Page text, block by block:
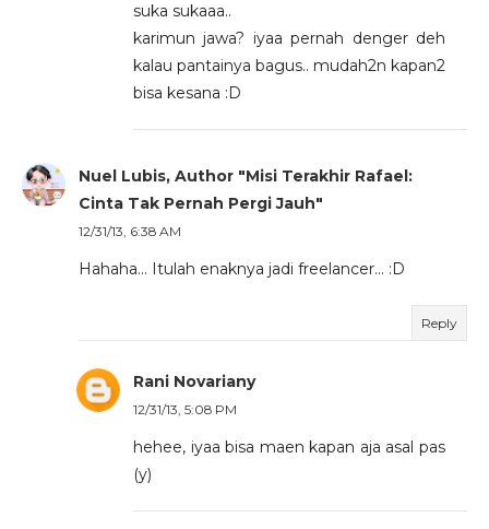
suka sukaaa..
karimun jawa? iyaa pernah denger deh
kalau pantainya bagus.. mudah2n kapan2
bisa kesana :D
Nuel Lubis, Author "Misi Terakhir Rafael:
Cinta Tak Pernah Pergi Jauh"
12/31/13, 6:38 AM
Hahaha... Itulah enaknya jadi freelancer... :D
Reply
Rani Novariany
12/31/13, 5:08 PM
hehee, iyaa bisa maen kapan aja asal pas
(y)